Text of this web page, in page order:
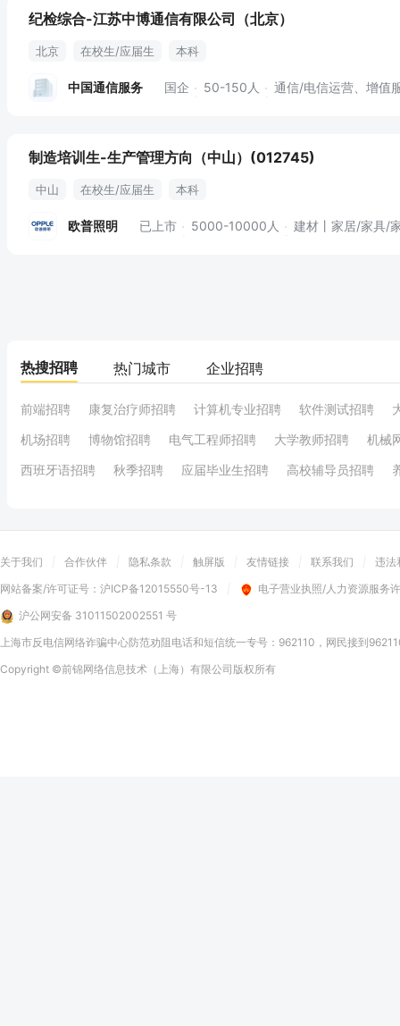
纪检综合-江苏中博通信有限公司（北京）
北京 在校生/应届生 本科
中国通信服务 国企 50-150人 通信/电信运营、增值
制造培训生-生产管理方向（中山）(012745)
中山 在校生/应届生 本科
欧普照明 已上市 5000-10000人 建材丨家居/家具/
热搜招聘 热门城市 企业招聘
前端招聘 康复治疗师招聘 计算机专业招聘 软件测试招聘
机场招聘
博物馆招聘 电气工程师招聘 大学教师招聘
机械
西班牙语招聘
秋季招聘 应届毕业生招聘 高校辅导员招聘
关于我们 合作伙伴 隐私条款 触屏版 友情链接 联系我们
违法
网站备案/许可证号： 沪ICP备12015550号-13
电子营业执照/人力资源服务
沪公网安备 31011502002551 号
上海市反电信网络诈骗中心防范劝阻电话和短信统一专号：962110，网民接到
Copyright ©前锦网络信息技术（上海）有限公司 版权所有